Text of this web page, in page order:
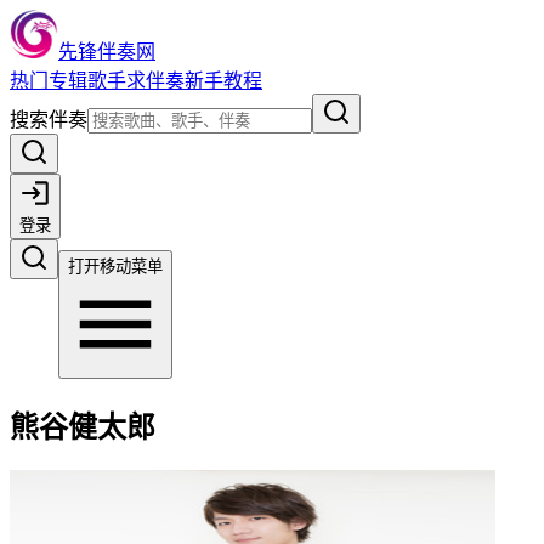
先锋伴奏网
热门 专辑歌手求伴奏新手教程
搜索伴奏
登录
打开移动菜单
熊谷健太郎